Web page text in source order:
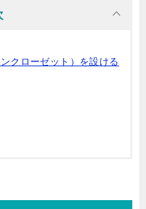
クローゼット）を設ける